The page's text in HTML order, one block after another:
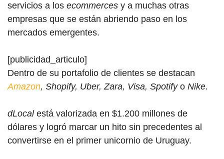
servicios a los ecommerces y a muchas otras
empresas que se están abriendo paso en los
mercados emergentes.
[publicidad_articulo]
Dentro de su portafolio de clientes se destacan
Amazon, Shopify, Uber, Zara, Visa, Spotifyo Nike.
dLocalestá valorizada en $1.200 millones de
dólares y logró marcar un hito sin precedentes al
convertirse en el primer unicornio de Uruguay.